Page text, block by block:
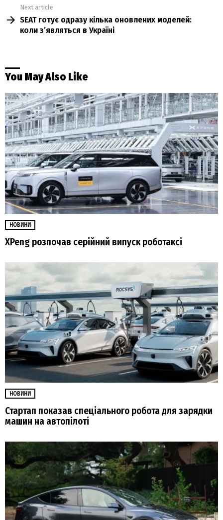
Next article
SEAT готує одразу кілька оновлених моделей:
коли з’являться в Україні
You May Also Like
НОВИНИ
XPeng розпочав серійний випуск роботаксі
НОВИНИ
Стартап показав спеціального робота для зарядки
машин на автопілоті